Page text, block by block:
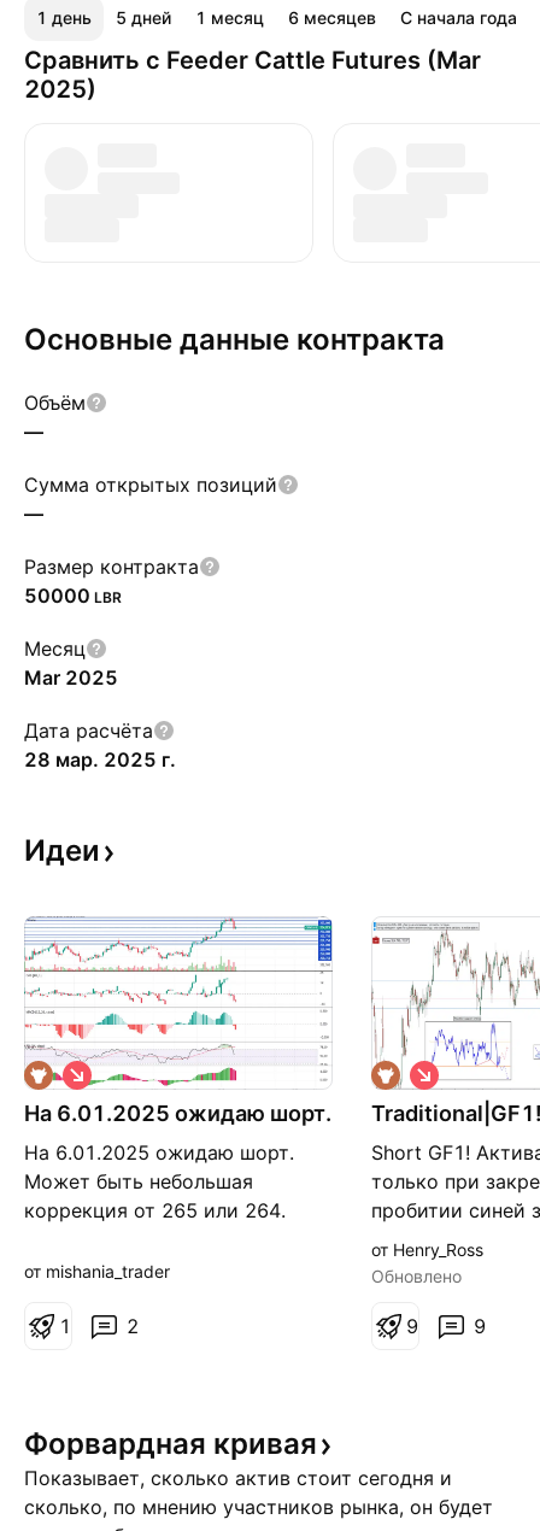
1 день 5 дней 1 месяц 6 месяцев С начала года
Сравнить с Feeder Cattle Futures (Mar
2025)
Основные данные контракта
Объём
—
Сумма открытых позиций
—
Размер контракта
50000 LBR
Месяц
Mar 2025
Дата расчёта
28 мар. 2025 г.
Идеи
На 6.01.2025 ожидаю шорт.
На 6.01.2025 ожидаю шорт.
Может быть небольшая
коррекция от 265 или 264.
К
о
р
т
а
я
от mishania_trader
2
1
Short GF1!
только при
пробитии синей
рекомендуется
закрепления
менее
то активаци
К
о
р
т
а
я
от Henry_Ross
Обновлено
9
9
Форвардная кривая
Показывает, сколько актив стоит сегодня и
сколько, по мнению участников рынка, он будет